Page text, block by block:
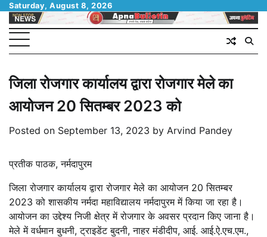
Skip
content
Saturday, August 8, 2026
जिला रोजगार कार्यालय द्वारा रोजगार मेले का
आयोजन 20 सितम्बर 2023 को
Posted on September 13, 2023 by Arvind Pandey
प्रतीक पाठक, नर्मदापुरम
जिला रोजगार कार्यालय द्वारा रोजगार मेले का आयोजन 20 सितम्बर
2023 को शासकीय नर्मदा महाविद्यालय नर्मदापुरम में किया जा रहा है।
आयोजन का उद्देश्य निजी क्षेत्र में रोजगार के अवसर प्रदान किए जाना है।
मेले में वर्धमान बुधनी, ट्राइडेंट बुदनी, नाहर मंडीदीप, आई. आई.ऐ.एच.एम.,